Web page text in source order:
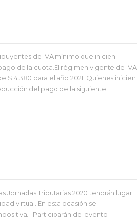
de IVA mínimo que inicien
de la cuota.El régimen vigente de IVA
4.380 para el año 2021. Quienes inicien
del pago de la siguiente
Jornadas Tributarias 2020 tendrán lugar
virtual. En esta ocasión se
Participarán del evento